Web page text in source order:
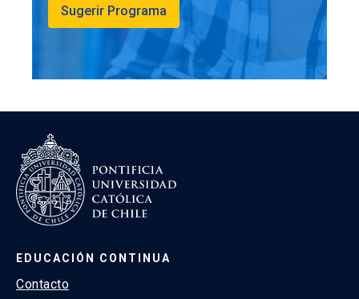
Sugerir Programa
EDUCACIÓN CONTINUA
Contacto